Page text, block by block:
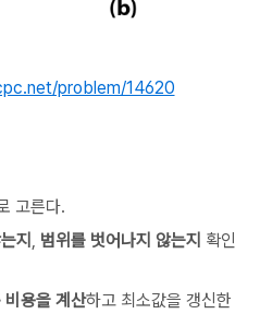
problem/14620
고른다.
지 , 범위를 벗어나지 않는지 확인
비용을 계산하고 최소값을 갱신한